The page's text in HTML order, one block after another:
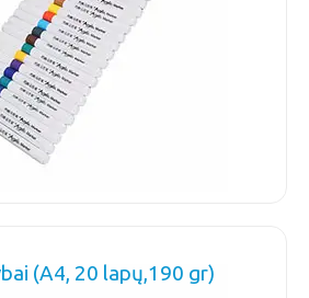
(A4, 20 lapų,190 gr)